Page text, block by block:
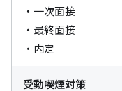
・一次面接
・最終面接
・内定
受動喫煙対策